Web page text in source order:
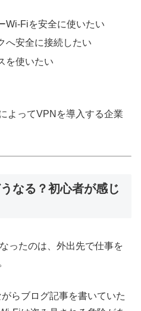
Wi-Fiを安全に使いたい
へ安全に接続したい
を使いたい
よってVPNを導入する企業
なる？初心者が感じ
ったのは、外出先で仕事を
らブログ記事を書いていた